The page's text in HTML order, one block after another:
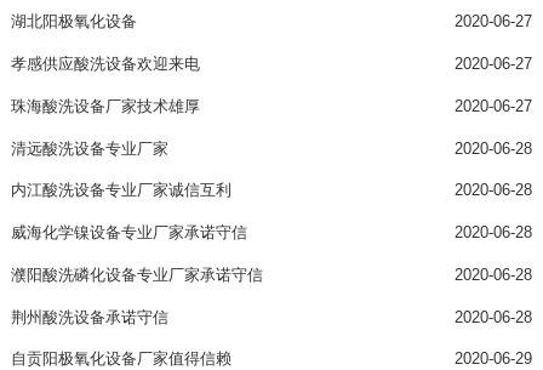
湖北阳极氧化设备 2020-06-27
孝感供应酸洗设备欢迎来电 2020-06-27
珠海酸洗设备厂家技术雄厚 2020-06-27
清远酸洗设备专业厂家 2020-06-28
内江酸洗设备专业厂家诚信互利 2020-06-28
威海化学镍设备专业厂家承诺守信 2020-06-28
濮阳酸洗磷化设备专业厂家承诺守信 2020-06-28
荆州酸洗设备承诺守信 2020-06-28
自贡阳极氧化设备厂家值得信赖 2020-06-29